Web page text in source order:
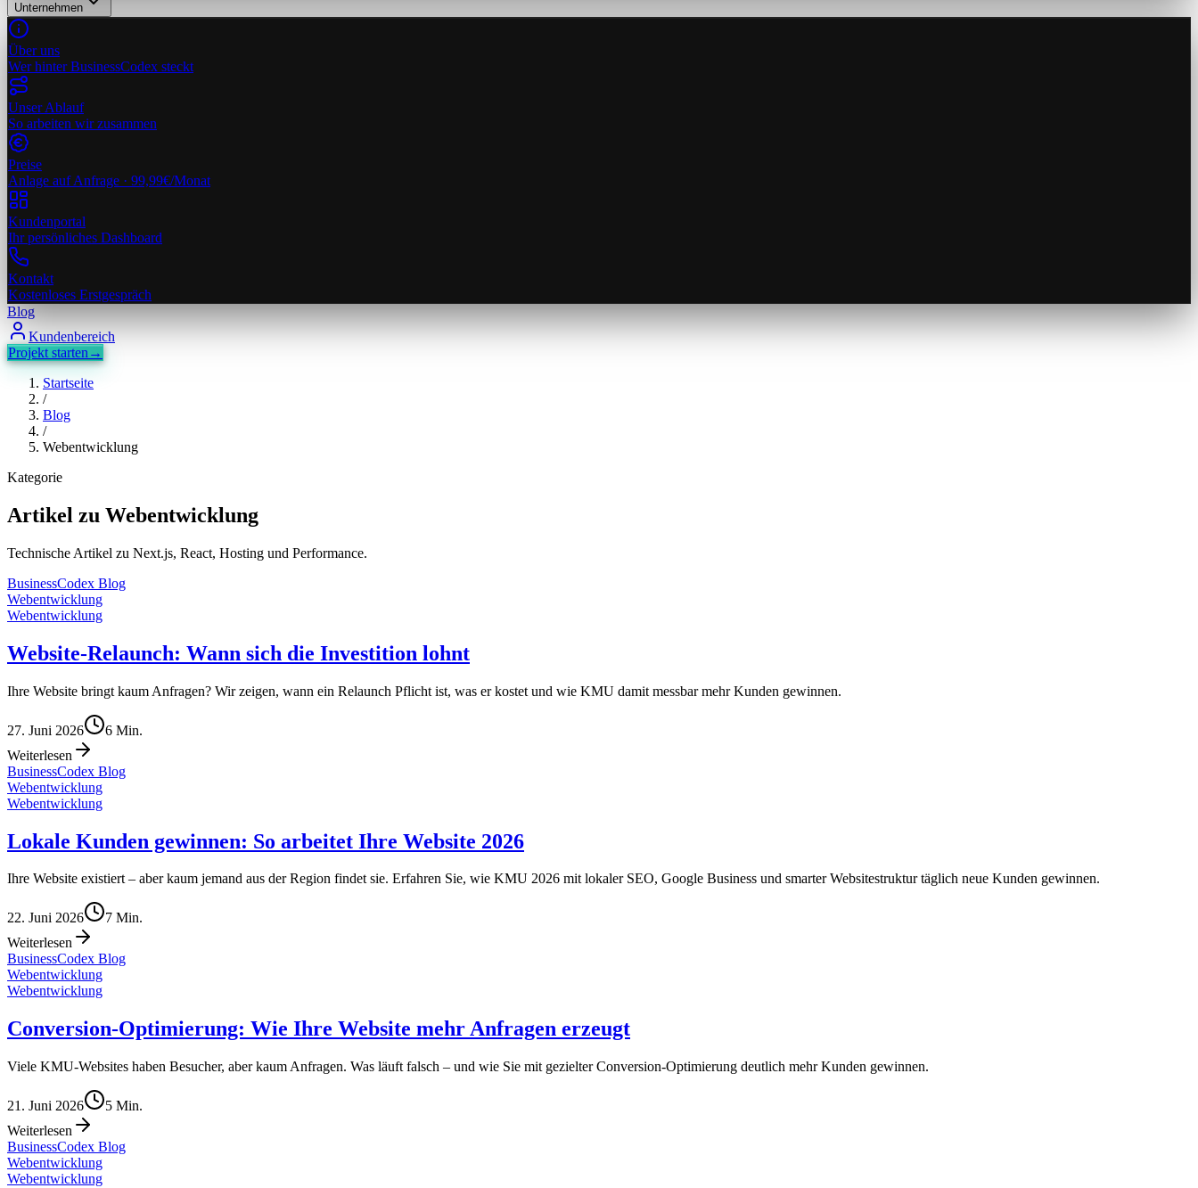
Unternehmen
Über uns
Wer hinter BusinessCodex steckt
Unser Ablauf
So arbeiten wir zusammen
Preise
Anlage auf Anfrage · 99,99€/Monat
Kundenportal
Ihr persönliches Dashboard
Kontakt
Kostenloses Erstgespräch
Blog
Kundenbereich
Projekt starten →
Startseite
/
Blog
/
Webentwicklung
Kategorie
Artikel zu Webentwicklung
Technische Artikel zu Next.js, React, Hosting und Performance.
BusinessCodex Blog
Webentwicklung
Webentwicklung
Website-Relaunch: Wann sich die Investition lohnt
Ihre Website bringt kaum Anfragen? Wir zeigen, wann ein Relaunch Pflicht ist, was er kostet und wie KMU damit messbar mehr Kunden gewinnen.
27. Juni 2026 6 Min.
Weiterlesen
BusinessCodex Blog
Webentwicklung
Webentwicklung
Lokale Kunden gewinnen: So arbeitet Ihre Website 2026
Ihre Website existiert – aber kaum jemand aus der Region findet sie. Erfahren Sie, wie KMU 2026 mit lokaler SEO, Google Business und smarter Websitestruktur täglich neue Kunden gewinnen.
22. Juni 2026 7 Min.
Weiterlesen
BusinessCodex Blog
Webentwicklung
Webentwicklung
Conversion-Optimierung: Wie Ihre Website mehr Anfragen erzeugt
Viele KMU-Websites haben Besucher, aber kaum Anfragen. Was läuft falsch – und wie Sie mit gezielter Conversion-Optimierung deutlich mehr Kunden gewinnen.
21. Juni 2026 5 Min.
Weiterlesen
BusinessCodex Blog
Webentwicklung
Webentwicklung